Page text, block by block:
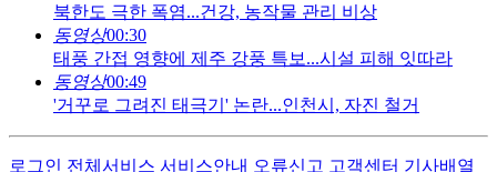
북한도 극한 폭염...건강, 농작물 관리 비상
동영상00:30
태풍 간접 영향에 제주 강풍 특보...시설 피해 잇따라
동영상00:49
'거꾸로 그려진 태극기' 논란...인천시, 자진 철거
로그인 전체서비스 서비스안내 오류신고 고객센터 기사배열